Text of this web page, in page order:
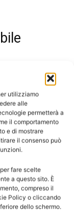
utilizziamo
alle
permetterà a
il comportamento
e di mostrare
il consenso può
fare scelte
a questo sito. È
compreso il
Policy o cliccando
dello schermo.
il responsabile
social
di sole fibre
conformi alla
diretto contatto
ha inoltre scelto
evitando il
lo stesso
è assicurato
e